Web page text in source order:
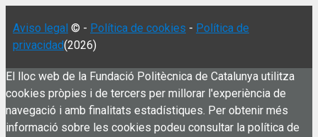
Aviso legal © - Política de cookies - Política de
privacidad(2026)
El lloc web de la Fundació Politècnica de Catalunya utilitza
cookies pròpies i de tercers per millorar l'experiència de
navegació i amb finalitats estadístiques. Per obtenir més
informació sobre les cookies podeu consultar la política de